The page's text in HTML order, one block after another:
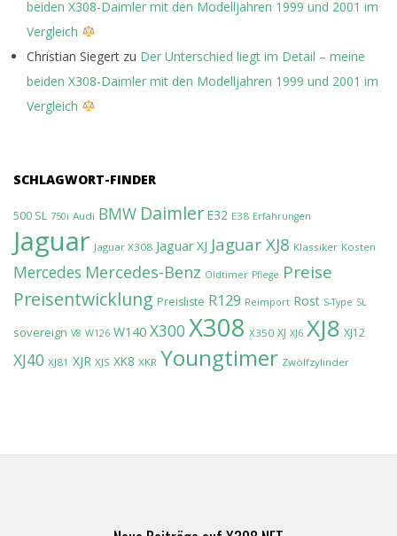
beiden X308-Daimler mit den Modelljahren 1999 und 2001 im
Vergleich
Christian Siegert zu Der Unterschied liegt im Detail – meine
beiden X308-Daimler mit den Modelljahren 1999 und 2001 im
Vergleich
SCHLAGWORT-FINDER
500 SL 750i Audi BMW Daimler E32 E38 Erfahrungen
Jaguar Jaguar X308 Jaguar XJ Jaguar XJ8 Klassiker Kosten
Mercedes Mercedes-Benz Oldtimer Pflege Preise
Preisentwicklung Preisliste R129 Reimport Rost S-Type SL
sovereign V8 W126 W140 X300 X308 X350 XJ XJ6 XJ8 XJ12
XJ40 XJ81 XJR XJS XK8 XKR Youngtimer Zwölfzylinder